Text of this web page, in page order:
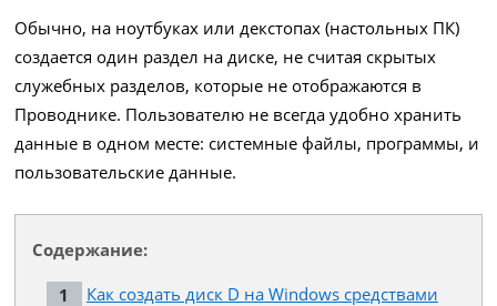
Обычно, на ноутбуках или декстопах (настольных ПК)
создается один раздел на диске, не считая скрытых
служебных разделов, которые не отображаются в
Проводнике. Пользователю не всегда удобно хранить
данные в одном месте: системные файлы, программы, и
пользовательские данные.
Содержание:
Как создать диск D на Windows средствами